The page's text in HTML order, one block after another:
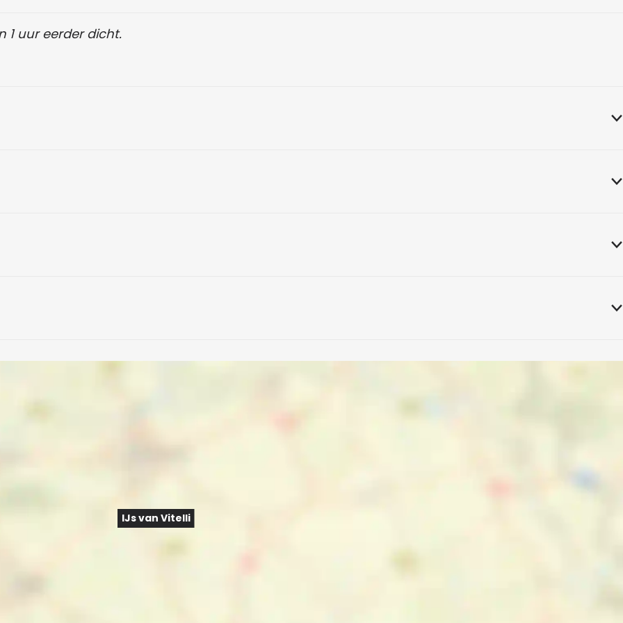
1 uur eerder dicht.
IJs van Vitelli